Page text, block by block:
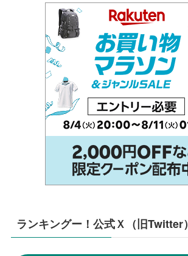
ランキングー！公式Ｘ（旧Twitter）